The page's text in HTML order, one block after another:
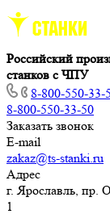
Российский
станков с ЧПУ
8-800-550-33-
8-800-550-33-50
Заказать звонок
E-mail
zakaz@ts-stanki.ru
Адрес
г. Ярославль, пр.
1